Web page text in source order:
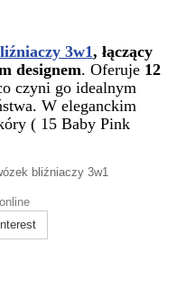
3w1, łączący
designem. Oferuje 12
czyni go idealnym
W eleganckim
( 15 Baby Pink